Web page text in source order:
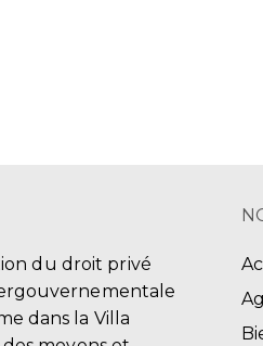
du droit privé
dans la Villa